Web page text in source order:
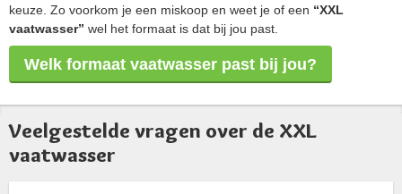
keuze. Zo voorkom je een miskoop en weet je of een “XXL
vaatwasser” wel het formaat is dat bij jou past.
Welk formaat vaatwasser past bij jou?
Veelgestelde vragen over de XXL
vaatwasser